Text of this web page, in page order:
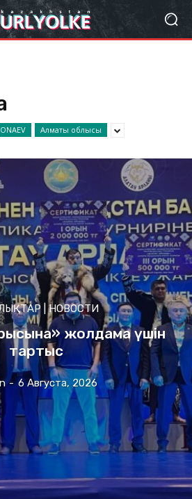
Алматы облысы
| НОВОСТИ
жолдама үшін
тартыс
- 6 Августа, 2026